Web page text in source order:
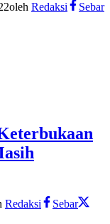
oleh Redaksi
Sebar
Redaksi
Sebar